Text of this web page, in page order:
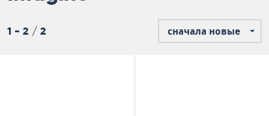
1 - 2 / 2 сначала новые